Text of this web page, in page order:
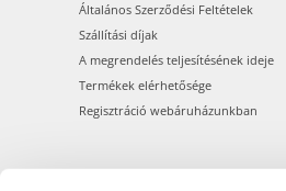
Általános Szerződési Feltételek
Szállítási díjak
A megrendelés teljesítésének ideje
Termékek elérhetősége
Regisztráció webáruházunkban